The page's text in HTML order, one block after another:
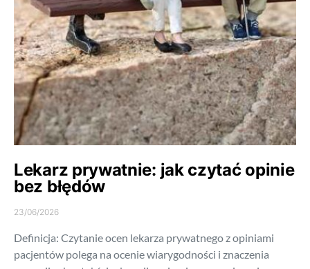
Lekarz prywatnie: jak czytać opinie
bez błędów
23/06/2026
Definicja: Czytanie ocen lekarza prywatnego z opiniami
pacjentów polega na ocenie wiarygodności i znaczenia